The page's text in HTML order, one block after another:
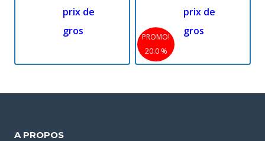
prix de
gros
PROMO!
20.0 %
prix de
gros
A PROPOS